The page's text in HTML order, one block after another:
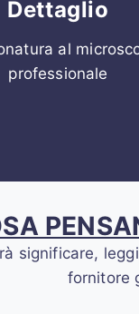
Dettaglio
al
professionale
significare,
fornitore